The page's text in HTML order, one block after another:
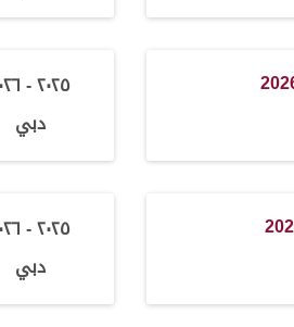
٢٠٢٥ - ٢٠٢٦
دبي
٢٠٢٥ - ٢٠٢٦
دبي